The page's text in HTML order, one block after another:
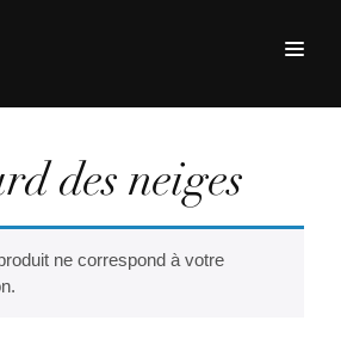
des neiges
ne correspond à votre